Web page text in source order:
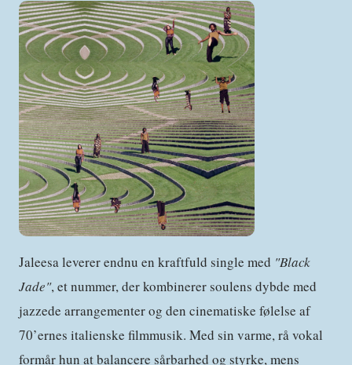
Jaleesa leverer endnu en kraftfuld single med "Black
Jade", et nummer, der kombinerer soulens dybde med
jazzede arrangementer og den cinematiske følelse af
70’ernes italienske filmmusik. Med sin varme, rå vokal
formår hun at balancere sårbarhed og styrke, mens